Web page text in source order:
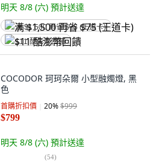
明天 8/8 (六) 預計送達
满 $1,500 再省 $75 (王道卡)
$11 酷澎幣回饋
COCODOR 珂珂朵爾 小型融燭燈, 黑
色
首購折扣價 20%$999
$799
明天 8/8 (六) 預計送達
(54)